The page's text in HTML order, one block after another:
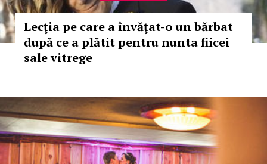
Lecţia pe care a învăţat-o un bărbat
după ce a plătit pentru nunta fiicei
sale vitrege